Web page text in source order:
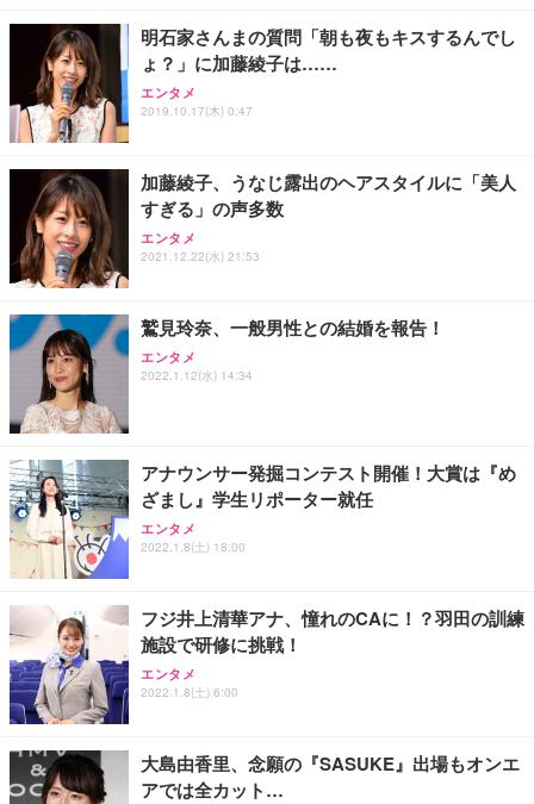
ョン PCチェア 通気性メッシュ ゲーミング/勉強/事
務用 おしゃれ パソコンチェア (ブラック)
Sezlife オフィスチェア デスクチェア 疲れない テレ
ワーク チェア 強化バックレスト 30度ロッキング機
能 人間工学 椅子 腰サポート 90度跳ね上げ式アーム
務用 おしゃれ パソコンチェア (ホワイト)
ANDWINT オフィスチェア デスクチェア 肘なし メ
ッシュ 通気性 ランバーサポート付き 腰サポート ガ
ス圧無段階昇降 360度回転 キャスター付き コンパク
【整備済み品】Dell E2724HS 27インチ 液晶モニタ
ー フルHD（1920×1080）VA 非光沢 HDMI/DisplayP
ort/VGA スピーカー内蔵 高さ調整 スイベル VESA対
【MiniLED/24.5inch/280Hz/FHD】GRAPHT THE S
HOOTER Gaming Monitor 24” Essential ゲーミン
グモニター QD 24.5インチ 1ms FHD 量子ドット 残
Smart Basic(スマートベーシック) 【Amazon.co.jp
限定】 Smart Basic アイリスオーヤマ ペットシーツ
超厚型 お徳用 ワイド 100枚入 (x 1) (ケース販売)
アイリスオーヤマ ペットシーツ 超厚型 お徳用 レギ
ュラー 200枚入【Amazon.co.jp限定】
明石家さんまの質問「朝も夜もキスするんでし
ょ？」に加藤綾子は……
エンタメ
2019.10.17(木) 0:47
加藤綾子、うなじ露出のヘアスタイルに「美人
すぎる」の声多数
エンタメ
2021.12.22(水) 21:53
鷲見玲奈、一般男性との結婚を報告！
エンタメ
2022.1.12(水) 14:34
アナウンサー発掘コンテスト開催！大賞は『め
ざまし』学生リポーター就任
エンタメ
2022.1.8(土) 18:00
フジ井上清華アナ、憧れのCAに！？羽田の訓練
施設で研修に挑戦！
エンタメ
2022.1.8(土) 6:00
大島由香里、念願の『SASUKE』出場もオンエ
アでは全カット…